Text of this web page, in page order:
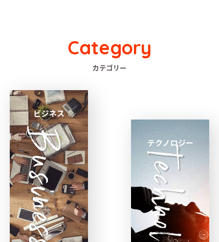
Category
カテゴリー
ビジネス
テクノロジー